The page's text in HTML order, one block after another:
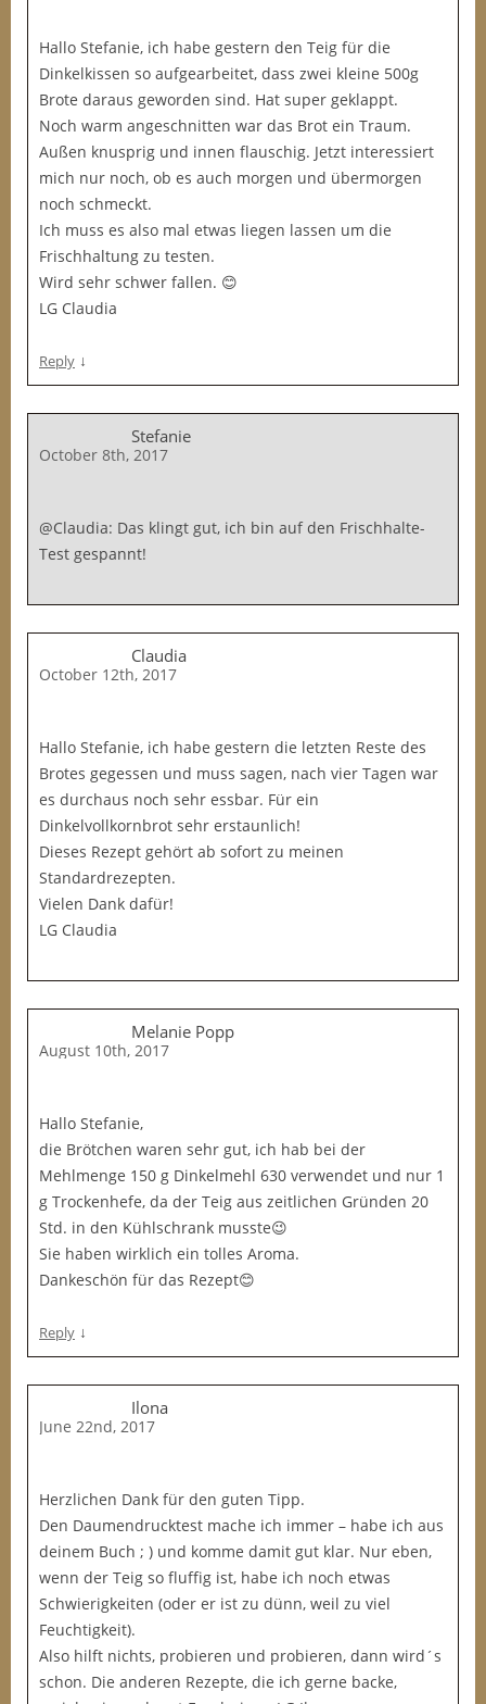
Hallo Stefanie, ich habe gestern den Teig für die
Dinkelkissen so aufgearbeitet, dass zwei kleine 500g
Brote daraus geworden sind. Hat super geklappt.
Noch warm angeschnitten war das Brot ein Traum.
Außen knusprig und innen flauschig. Jetzt interessiert
mich nur noch, ob es auch morgen und übermorgen
noch schmeckt.
Ich muss es also mal etwas liegen lassen um die
Frischhaltung zu testen.
Wird sehr schwer fallen. 😊
LG Claudia
Reply ↓
Stefanie
October 8th, 2017
@Claudia: Das klingt gut, ich bin auf den Frischhalte-
Test gespannt!
Claudia
October 12th, 2017
Hallo Stefanie, ich habe gestern die letzten Reste des
Brotes gegessen und muss sagen, nach vier Tagen war
es durchaus noch sehr essbar. Für ein
Dinkelvollkornbrot sehr erstaunlich!
Dieses Rezept gehört ab sofort zu meinen
Standardrezepten.
Vielen Dank dafür!
LG Claudia
Melanie Popp
August 10th, 2017
Hallo Stefanie,
die Brötchen waren sehr gut, ich hab bei der
Mehlmenge 150 g Dinkelmehl 630 verwendet und nur 1
g Trockenhefe, da der Teig aus zeitlichen Gründen 20
Std. in den Kühlschrank musste😉
Sie haben wirklich ein tolles Aroma.
Dankeschön für das Rezept😊
Reply ↓
Ilona
June 22nd, 2017
Herzlichen Dank für den guten Tipp.
Den Daumendrucktest mache ich immer – habe ich aus
deinem Buch ; ) und komme damit gut klar. Nur eben,
wenn der Teig so fluffig ist, habe ich noch etwas
Schwierigkeiten (oder er ist zu dünn, weil zu viel
Feuchtigkeit).
Also hilft nichts, probieren und probieren, dann wird´s
schon. Die anderen Rezepte, die ich gerne backe,